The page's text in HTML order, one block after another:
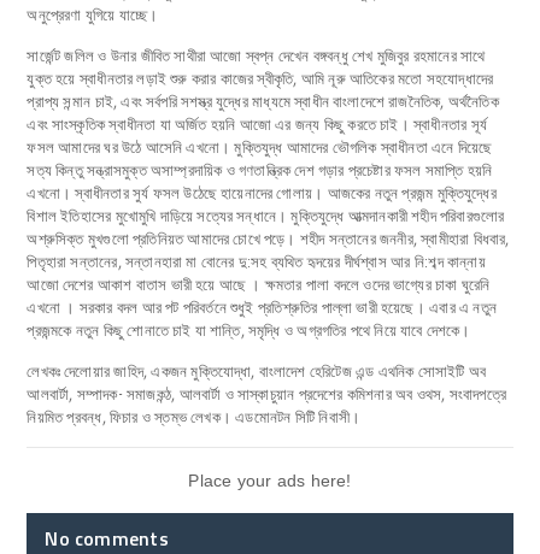
অনুপ্রেরণা যুগিয়ে যাচ্ছে।
সার্জেন্ট জলিল ও উনার জীবিত সাথীরা আজো স্বপ্ন দেখেন বঙ্গবন্ধু শেখ মুজিবুর রহমানের সাথে
যুক্ত হয়ে স্বাধীনতার লড়াই শুরু করার কাজের স্বীকৃতি, আমি নূরু আতিকের মতো সহযোদ্ধাদের
প্রাপ্য সন্মান চাই, এবং সর্বপরি সশস্ত্র যুদ্ধের মাধ্যমে স্বাধীন বাংলাদেশে রাজনৈতিক, অর্থনৈতিক
এবং সাংস্কৃতিক স্বাধীনতা যা অর্জিত হয়নি আজো এর জন্য কিছু করতে চাই। স্বাধীনতার সূর্য
ফসল আমাদের ঘর উঠে আসেনি এখনো। মুক্তিযুদ্ধ আমাদের ভৌগলিক স্বাধীনতা এনে দিয়েছে
সত্য কিন্তু সন্ত্রাসমুক্ত অসাম্প্রদায়িক ও গণতান্ত্রিক দেশ গড়ার প্রচেষ্টার ফসল সমাপ্তি হয়নি
এখনো। স্বাধীনতার সুর্য ফসল উঠেছে হায়েনাদের গোলায়। আজকের নতুন প্রজন্ম মুক্তিযুদ্ধের
বিশাল ইতিহাসের মুখোমুখি দাড়িয়ে সত্যের সন্ধানে। মুক্তিযুদ্ধে আত্মদানকারী শহীদ পরিবারগুলোর
অশ্রুসিক্ত মুখগুলো প্রতিনিয়ত আমাদের চোখে পড়ে। শহীদ সন্তানের জননীর, স্বামীহারা বিধবার,
পিতৃহারা সন্তানের, সন্তানহারা মা বোনের দু:সহ ব্যথিত হৃদয়ের দীর্ঘশ্বাস আর নি:শব্দ কান্নায়
আজো দেশের আকাশ বাতাস ভারী হয়ে আছে । ক্ষমতার পালা বদলে ওদের ভাগ্যের চাকা ঘুরেনি
এখনো । সরকার বদল আর পট পরিবর্তনে শুধুই প্রতিশ্রুতির পাল্লা ভারী হয়েছে। এবার এ নতুন
প্রজন্মকে নতুন কিছু শোনাতে চাই যা শান্তি, সমৃদ্ধি ও অগ্রগতির পথে নিয়ে যাবে দেশকে।
লেখকঃ দেলোয়ার জাহিদ, একজন মুক্তিযোদ্ধা, বাংলাদেশ হেরিটেজ এন্ড এথনিক সোসাইটি অব
আলবার্টা, সম্পাদক- সমাজকন্ঠ, আলবার্টা ও সাস্কাচুয়ান প্রদেশের কমিশনার অব ওথস, সংবাদপত্রে
নিয়মিত প্রবন্ধ, ফিচার ও স্তম্ভ লেখক। এডমোনটন সিটি নিবাসী।
Place your ads here!
No comments